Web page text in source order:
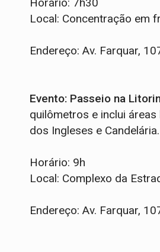
Local: Concentração em
Endereço: Av. Farquar,
Evento: Passeio na
quilômetros e inclui
dos Ingleses e Candelária.
Horário: 9h
Local: Complexo da
Endereço: Av. Farquar,